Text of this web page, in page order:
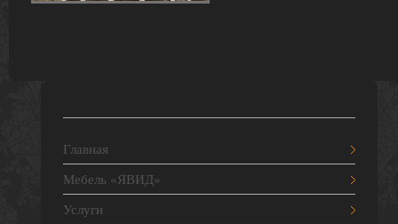
Главная
Мебель «ЯВИД»
Услуги